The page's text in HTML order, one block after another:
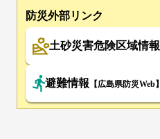
防災外部リンク
土砂災害危険区域情報
避難情報 【広島県防災Web】